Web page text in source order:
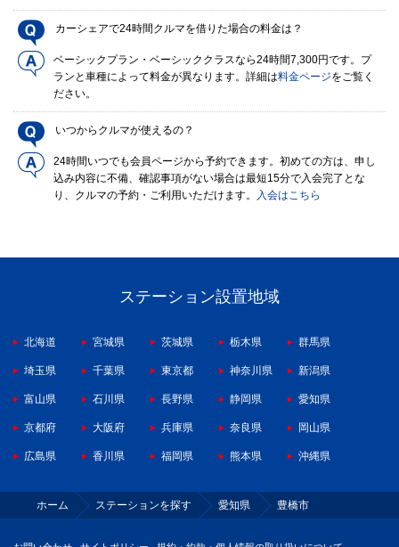
カーシェアで24時間クルマを借りた場合の料金は？
ベーシックプラン・ベーシッククラスなら24時間7,300円です。プ
ランと車種によって料金が異なります。詳細は料金ページをご覧く
ださい。
いつからクルマが使えるの？
24時間いつでも会員ページから予約できます。初めての方は、申し
込み内容に不備、確認事項がない場合は最短15分で入会完了とな
り、クルマの予約・ご利用いただけます。
入会はこちら
ステーション設置地域
北海道 宮城県 茨城県 栃木県 群馬県
埼玉県 千葉県 東京都 神奈川県 新潟県
富山県 石川県 長野県 静岡県 愛知県
京都府 大阪府 兵庫県 奈良県 岡山県
広島県 香川県 福岡県 熊本県 沖縄県
ホーム ステーションを探す 愛知県 豊橋市